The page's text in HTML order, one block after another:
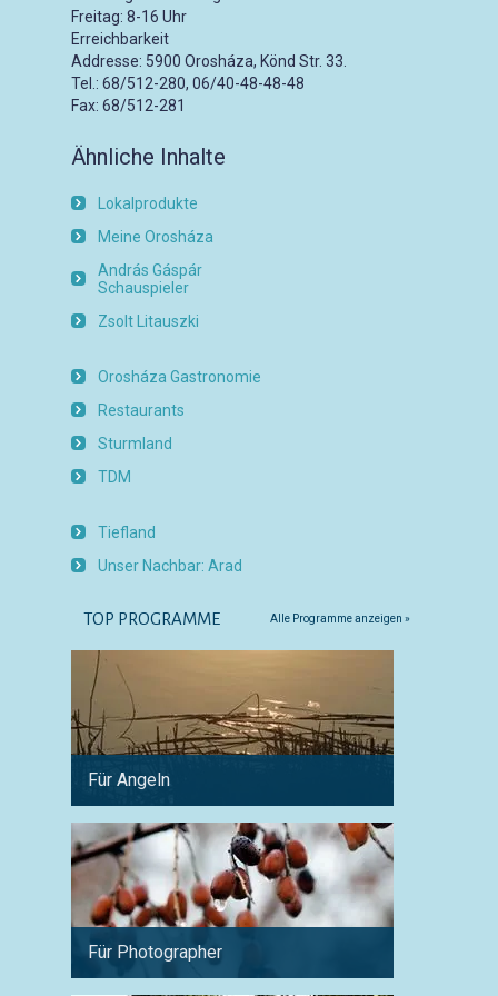
Freitag: 8-16 Uhr
Erreichbarkeit
Addresse: 5900 Orosháza, Könd Str. 33.
Tel.: 68/512-280, 06/40-48-48-48
Fax: 68/512-281
Ähnliche Inhalte
Lokalprodukte
Meine Orosháza
András Gáspár
Schauspieler
Zsolt Litauszki
Orosháza Gastronomie
Restaurants
Sturmland
TDM
Tiefland
Unser Nachbar: Arad
TOP PROGRAMME Alle Programme anzeigen »
Für Angeln
Für Photographer